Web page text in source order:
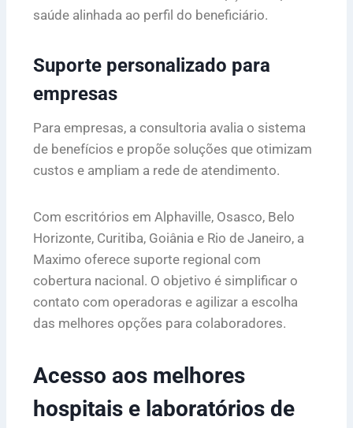
saúde alinhada ao perfil do beneficiário.
Suporte personalizado para
empresas
Para empresas, a consultoria avalia o sistema
de benefícios e propõe soluções que otimizam
custos e ampliam a rede de atendimento.
Com escritórios em Alphaville, Osasco, Belo
Horizonte, Curitiba, Goiânia e Rio de Janeiro, a
Maximo oferece suporte regional com
cobertura nacional. O objetivo é simplificar o
contato com operadoras e agilizar a escolha
das melhores opções para colaboradores.
Acesso aos melhores
hospitais e laboratórios de